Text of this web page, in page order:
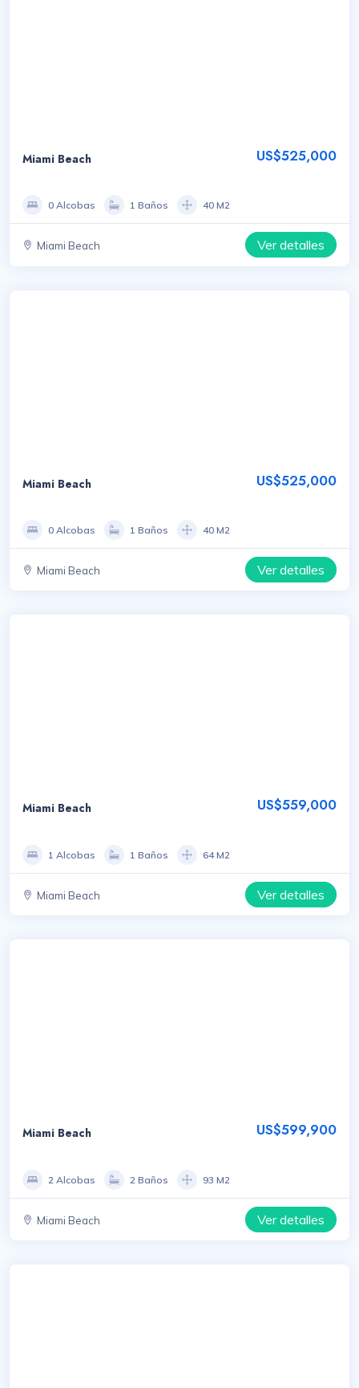
Miami Beach US$525,000
0 Alcobas 1 Baños 40 M2
Miami Beach Ver detalles
Miami Beach US$525,000
0 Alcobas 1 Baños 40 M2
Miami Beach Ver detalles
Miami Beach US$559,000
1 Alcobas 1 Baños 64 M2
Miami Beach Ver detalles
Miami Beach US$599,900
2 Alcobas 2 Baños 93 M2
Miami Beach Ver detalles